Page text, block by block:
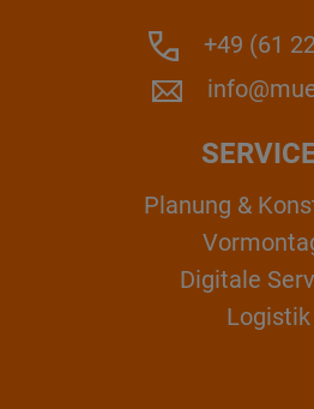
+49 (61
Planung &
Digitale
Logistik